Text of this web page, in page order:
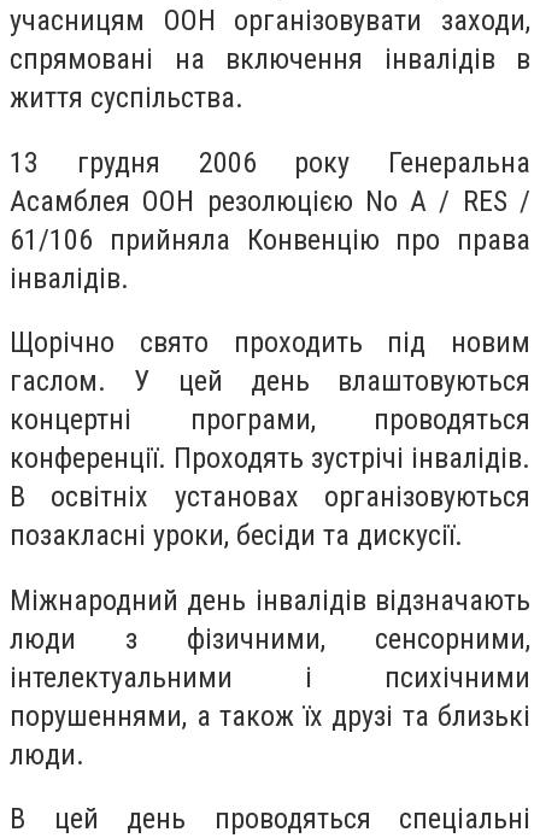
учасницям ООН організовувати заходи,
спрямовані на включення інвалідів в
життя суспільства.
13 грудня 2006 року Генеральна
Асамблея ООН резолюцією No A / RES /
61/106 прийняла Конвенцію про права
інвалідів.
Щорічно свято проходить під новим
гаслом. У цей день влаштовуються
концертні програми, проводяться
конференції. Проходять зустрічі інвалідів.
В освітніх установах організовуються
позакласні уроки, бесіди та дискусії.
Міжнародний день інвалідів відзначають
люди з фізичними, сенсорними,
інтелектуальними і психічними
порушеннями, а також їх друзі та близькі
люди.
В цей день проводяться спеціальні